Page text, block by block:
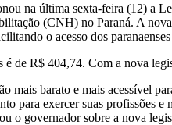
na última sexta-feira (12) a
(CNH) no Paraná. A
o acesso dos
é de R$ 404,74. Com a nova
mais barato e mais acessível
para exercer suas profissões
o governador sobre a nova